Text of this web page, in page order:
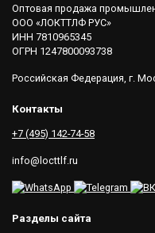
Оптовая продажа
ООО «ЛОКТТЛФ РУС»
ИНН 7810965345
ОГРН 1247800093738
Российская Федерация, г.
Контакты
+7 (495) 142-74-58
info@locttlf.ru
Разделы сайта